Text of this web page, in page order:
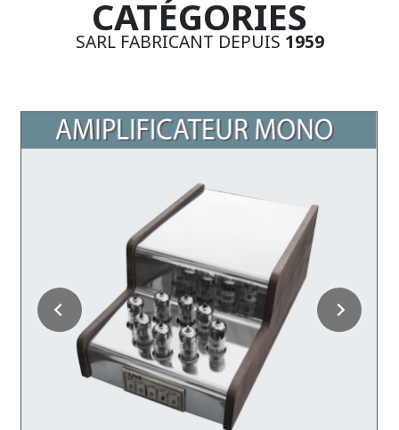
CATÉGORIES
SARL FABRICANT DEPUIS 1959